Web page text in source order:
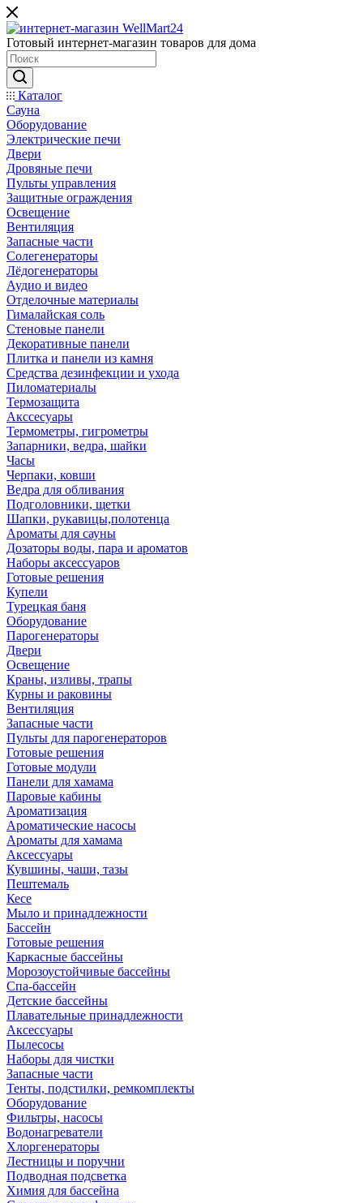
Готовый интернет-магазин товаров для дома
Каталог
Сауна
Оборудование
Электрические печи
Двери
Дровяные печи
Пульты управления
Защитные ограждения
Освещение
Вентиляция
Запасные части
Солегенераторы
Лёдогенераторы
Аудио и видео
Отделочные материалы
Гималайская соль
Стеновые панели
Декоративные панели
Плитка и панели из камня
Средства дезинфекции и ухода
Пиломатериалы
Термозащита
Аксcесуары
Термометры, гигрометры
Запарники, ведра, шайки
Часы
Черпаки, ковши
Ведра для обливания
Подголовники, щетки
Шапки, рукавицы,полотенца
Ароматы для сауны
Дозаторы воды, пара и ароматов
Наборы аксессуаров
Готовые решения
Купели
Турецкая баня
Оборудование
Парогенераторы
Двери
Освещение
Краны, изливы, трапы
Курны и раковины
Вентиляция
Запасные части
Пульты для парогенераторов
Готовые решения
Готовые модули
Панели для хамама
Паровые кабины
Ароматизация
Ароматические насосы
Ароматы для хамама
Аксессуары
Кувшины, чаши, тазы
Пештемаль
Кесе
Мыло и принадлежности
Бассейн
Готовые решения
Каркасные бассейны
Морозоустойчивые бассейны
Спа-бассейн
Детские бассейны
Плавательные принадлежности
Аксессуары
Пылесосы
Наборы для чистки
Запасные части
Тенты, подстилки, ремкомплекты
Оборудование
Фильтры, насосы
Водонагреватели
Хлоргенераторы
Лестницы и поручни
Подводная подсветка
Химия для бассейна